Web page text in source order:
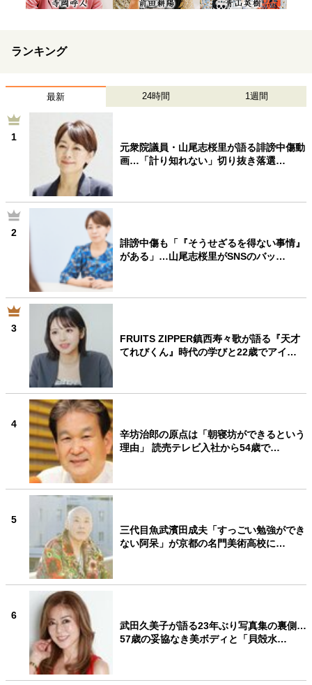
ランキング
最新 24時間 1週間
1
元衆院議員・山尾志桜里が語る誹謗中傷動
画…「計り知れない」切り抜き落選…
2
誹謗中傷も「『そうせざるを得ない事情』
がある」…山尾志桜里がSNSのバッ…
3
FRUITS ZIPPER鎮西寿々歌が語る『天才
てれびくん』時代の学びと22歳でアイ…
4
辛坊治郎の原点は「朝寝坊ができるという
理由」 読売テレビ入社から54歳で…
5
三代目魚武濱田成夫「すっごい勉強ができ
ない阿呆」が京都の名門美術高校に…
6
武田久美子が語る23年ぶり写真集の裏側…
57歳の妥協なき美ボディと「貝殻水…